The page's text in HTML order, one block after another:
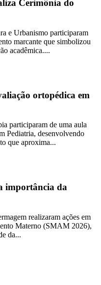
Cerimônia do
e Urbanismo participaram
marcante que simbolizou
acadêmica....
ortopédica em
participaram de uma aula
Pediatria, desenvolvendo
que aproxima...
importância da
realizaram ações em
Materno (SMAM 2026),
da...